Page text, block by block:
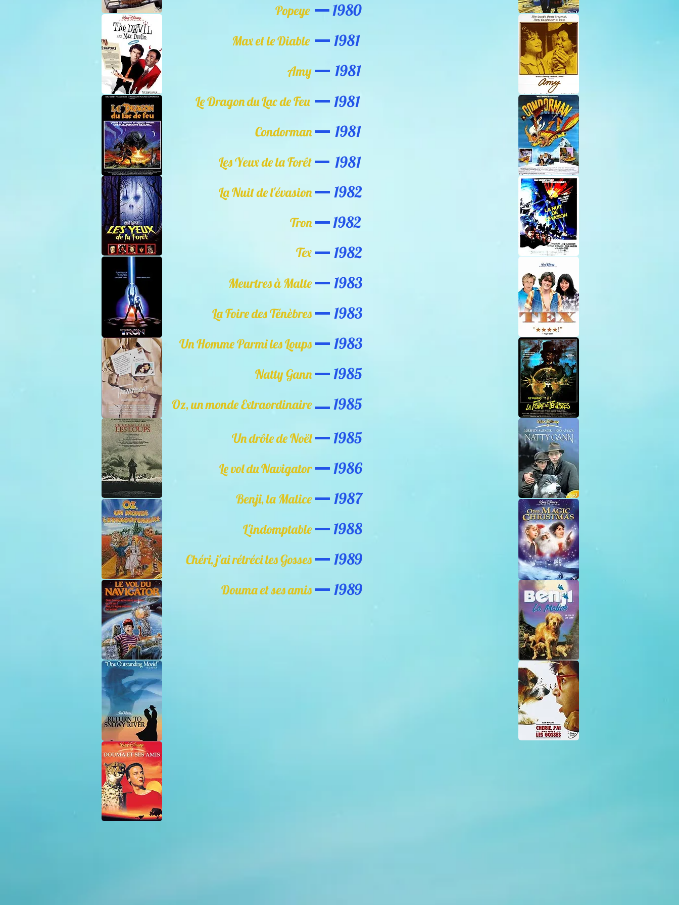
Popeye
Max et le Diable
Amy
Le Dragon du Lac de Feu
Condorman
Les Yeux de la Forêt
1980
1981
1981
1981
1981
1981
La Nuit de l'évasion 1982
Tron 1982
Tex 1982
Meurtres à Malte 1983
La Foire des Ténèbres 1983
Un Homme Parmi les Loups 1983
Oz, un monde Extraordinaire 1985
Natty Gann 1985
Un drôle de Noël 1985
Le vol du Navigator 1986
Benji, la Malice 1987
L'indomptable 1988
Chéri, j'ai rétréci les Gosses 1989
Douma et ses amis 1989